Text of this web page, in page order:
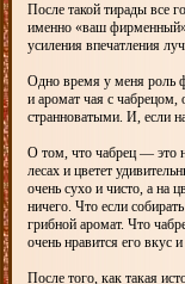
После такой тирады все
именно «ваш
усиления впечатления
Одно время у меня роль
и аромат чая с чабрецом,
странноватыми. И, если
О том, что чабрец — это
лесах и цветет
очень сухо и чисто, а на
ничего. Что если
грибной аромат. Что
очень нравится его вкус
После того, как такая